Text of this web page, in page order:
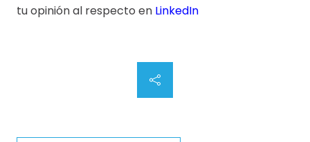
tu opinión al respecto en LinkedIn